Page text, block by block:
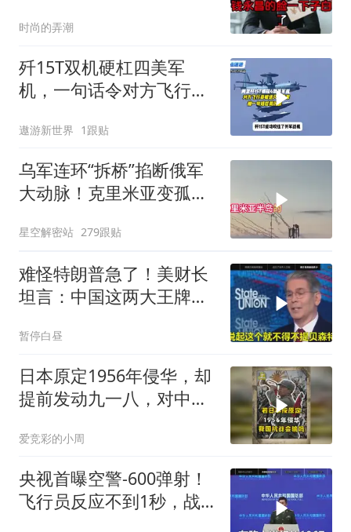
我
时尚的弄潮
歼15T双机硬杠四美军
机，一句话令对方飞行员
遨游新世界 1跟贴
乌军连环“拆桥”掐断俄军
大动脉！克里米亚变孤
家”？
星空解密站 279跟贴
难怪特朗普急了！美财长
坦言：中国这两大王牌，
暂停白昼
日本原定1956年侵华，却
提前发动九一八，对中国
爱竞彩的小周
央视首曝空警-600弹射！
飞行员反应不到1秒，战